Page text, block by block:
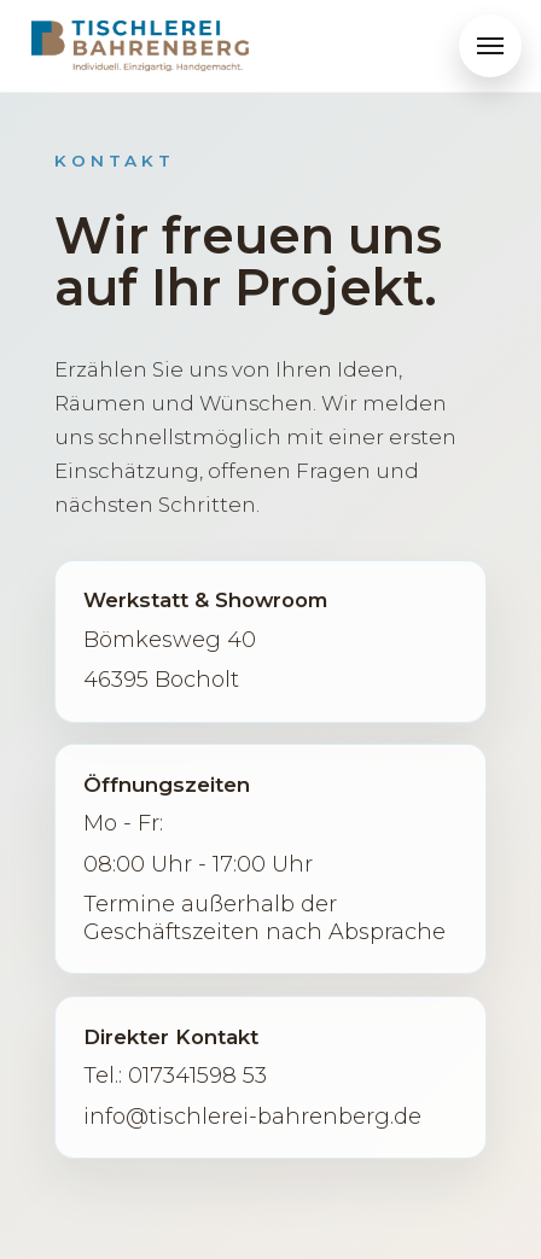
Menü
KONTAKT
Wir freuen uns
auf Ihr Projekt.
Erzählen Sie uns von Ihren Ideen,
Räumen und Wünschen. Wir melden
uns schnellstmöglich mit einer ersten
Einschätzung, offenen Fragen und
nächsten Schritten.
Werkstatt & Showroom
Bömkesweg 40
46395 Bocholt
Öffnungszeiten
Mo - Fr:
08:00 Uhr - 17:00 Uhr
Termine außerhalb der
Geschäftszeiten nach Absprache
Direkter Kontakt
Tel.: 017341598 53
info@tischlerei-bahrenberg.de